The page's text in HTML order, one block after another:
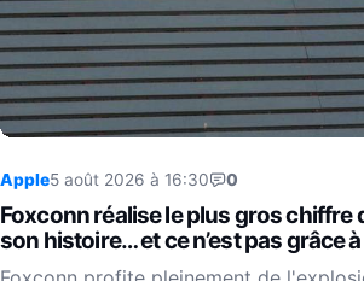
Apple5 août 2026 à 16:30 0
Foxconn réalise le plus gros chiffre
son histoire… et ce n’est pas grâce